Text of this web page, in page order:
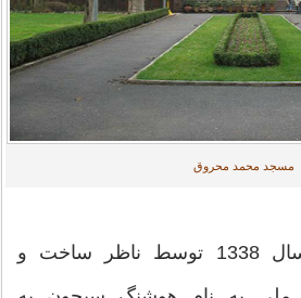
مسجد محمد محروق
ساخت آرامگاه از سال 1338 توسط ناظر ساخت و